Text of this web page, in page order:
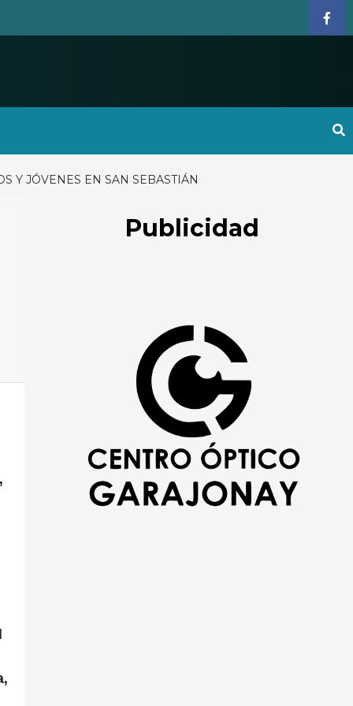
Y JÓVENES EN SAN SEBASTIÁN
Publicidad